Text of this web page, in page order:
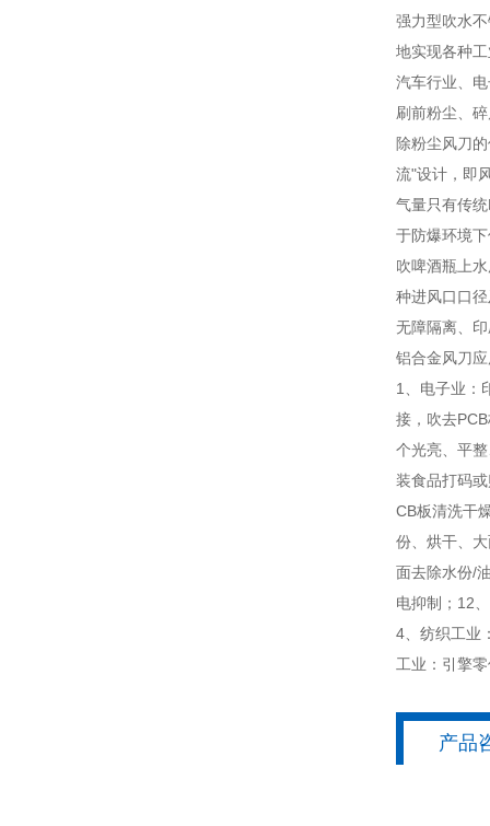
强力型吹水
地实现各种
汽车行业、
刷前粉尘、
除粉尘风刀
流"设计，即
气量只有传
于防爆环境
吹啤酒瓶上
种进风口口
无障隔离、
铝合金风刀
1、电子业：
接，吹去
个光亮、平
装食品打码
CB板清洗干
份、烘干、
面去除水份/
电抑制；12
4、纺织工业
工业：引擎
产品